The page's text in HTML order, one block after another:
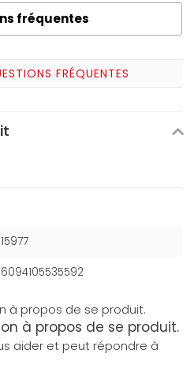
fréquentes
FRÉQUENTES
15977
6094105535592
à propos de se produit.
aider et peut répondre à